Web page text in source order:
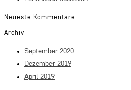
Neueste Kommentare
Archiv
September 2020
Dezember 2019
April 2019